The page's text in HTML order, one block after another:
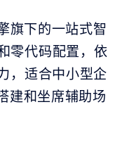
旗下的一站式智
零代码配置，依
，适合中小型企
建和坐席辅助场